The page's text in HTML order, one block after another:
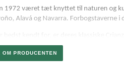
1972 været tæt knyttet til naturen og
Alavá og Navarra. Forbogstaverne
og enderne af amerikansk. Det giver en
dog bedst frem i deres Estate vine.
OM PRODUCENTEN